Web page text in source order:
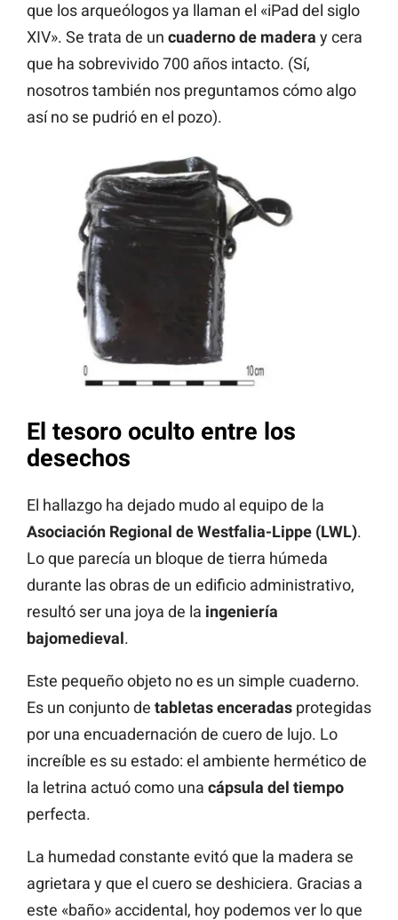
que los arqueólogos ya llaman el «iPad del siglo
XIV». Se trata de un cuaderno de madera y cera
que ha sobrevivido 700 años intacto. (Sí,
nosotros también nos preguntamos cómo algo
así no se pudrió en el pozo).
El tesoro oculto entre los
desechos
El hallazgo ha dejado mudo al equipo de la
Asociación Regional de Westfalia-Lippe (LWL).
Lo que parecía un bloque de tierra húmeda
durante las obras de un edificio administrativo,
resultó ser una joya de la ingeniería
bajomedieval.
Este pequeño objeto no es un simple cuaderno.
Es un conjunto de tabletas enceradas protegidas
por una encuadernación de cuero de lujo. Lo
increíble es su estado: el ambiente hermético de
la letrina actuó como una cápsula del tiempo
perfecta.
La humedad constante evitó que la madera se
agrietara y que el cuero se deshiciera. Gracias a
este «baño» accidental, hoy podemos ver lo que